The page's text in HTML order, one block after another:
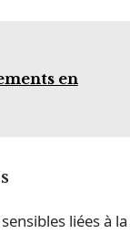
en
liées à la